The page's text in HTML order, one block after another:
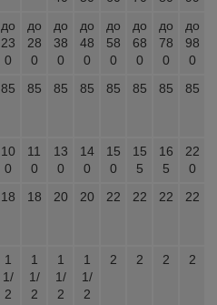
до
23
0
до
28
0
до
38
0
до
48
0
до
58
0
до
68
0
до
78
0
до
98
0
85 85 85 85 85 85 85 85
10
0
11
0
13
0
14
0
15
0
15
5
16
5
22
0
18 18 20 20 22 22 22 22
1
1/
2
1
1/
2
1
1/
2
1
1/
2
2 2 2 2